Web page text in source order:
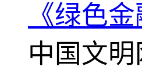
《绿色
中国文明